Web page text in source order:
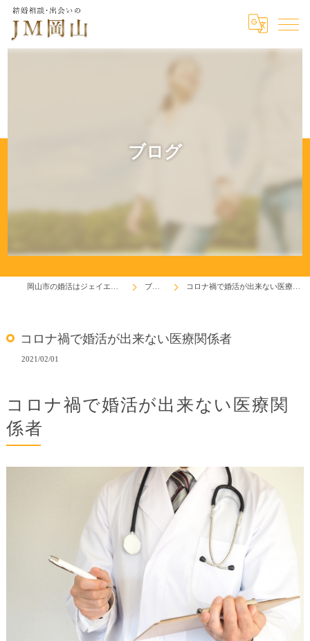
ブログ
ブログ コロナ禍で婚活が出来ない医療関係者
コロナ禍で婚活が出来ない医療関係者
2021/02/01
コロナ禍で婚活が出来ない医療関
係者